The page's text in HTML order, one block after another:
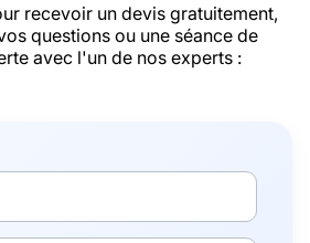
recevoir un devis gratuitement,
questions ou une séance de
avec l'un de nos experts :